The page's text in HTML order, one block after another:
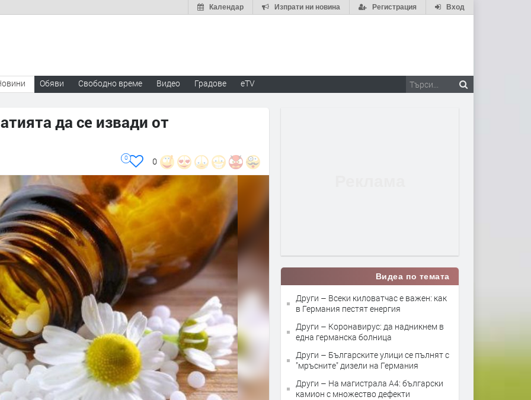
Вход
Регистрация
Изпрати ни новина
Календар
Обяви Свободно време Видео Градове eTV
да се извади от
0
0
Видеа по темата
Други – Всеки киловатчас е важен: как
в Германия пестят енергия
Други – Коронавирус: да надникнем в
една германска болница
Други – Българските улици се пълнят с
"мръсните" дизели на Германия
Други – На магистрала А4: български
камион с множество дефекти